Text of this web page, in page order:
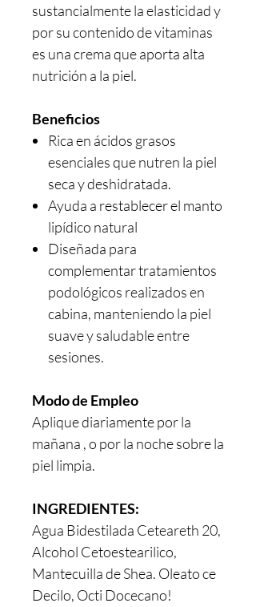
sustancialmente la elasticidad y
por su contenido de vitaminas
es una crema que aporta alta
nutrición a la piel.
Beneficios
Rica en ácidos grasos
esenciales que nutren la piel
seca y deshidratada.
Ayuda a restablecer el manto
lipídico natural
Diseñada para
complementar tratamientos
podológicos realizados en
cabina, manteniendo la piel
suave y saludable entre
sesiones.
Modo de Empleo
Aplique diariamente por la
mañana , o por la noche sobre la
piel limpia.
INGREDIENTES:
Agua Bidestilada Ceteareth 20,
Alcohol Cetoestearilico,
Mantecuilla de Shea. Oleato ce
Decilo, Octi Docecano!